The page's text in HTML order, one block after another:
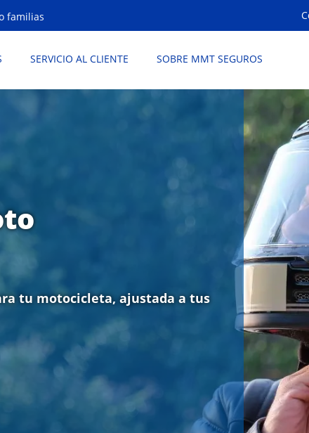
familias
SERVICIO AL CLIENTE SOBRE MMT SEGUROS
tu motocicleta, ajustada a tus